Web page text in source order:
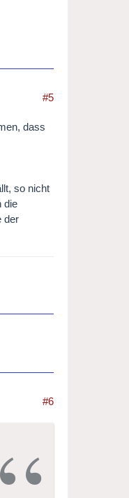
#5
dass
so nicht
die
der
#6